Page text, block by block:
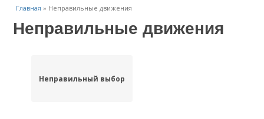
Главная » Неправильные движения
Неправильные движения
Неправильный выбор